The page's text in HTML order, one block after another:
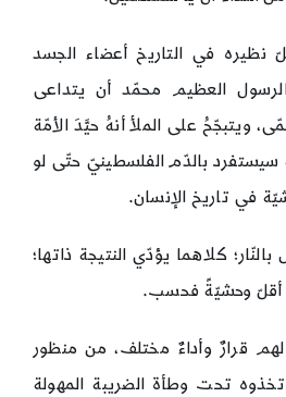
نظيره في التاريخ أعضاء الجسد
العظيم محمّد أن يتداعى
ويتبجّحُ على الملأ أنهُ حيَّدَ الأمّة
سيستفرد بالدّم الفلسطينيّ حتّى لو
في تاريخ الإنسان.
كلاهما يؤدّي النتيجة ذاتها؛
أقلّ وحشيّةً فحسب.
قرارٌ وأداءٌ مختلف، من منظور
تحت وطأة الضريبة المهولة